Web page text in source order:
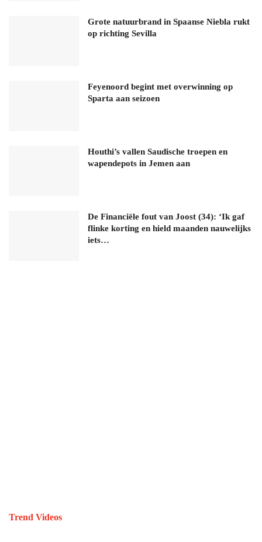
Grote natuurbrand in Spaanse Niebla rukt
op richting Sevilla
Feyenoord begint met overwinning op
Sparta aan seizoen
Houthi’s vallen Saudische troepen en
wapendepots in Jemen aan
De Financiële fout van Joost (34): ‘Ik gaf
flinke korting en hield maanden nauwelijks
iets…
Trend Videos